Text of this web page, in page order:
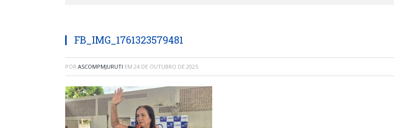
FB_IMG_1761323579481
POR ASCOMPMJURUTI EM 24 DE OUTUBRO DE 2025